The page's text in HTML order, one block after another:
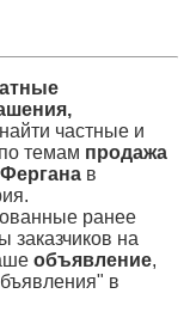
частные и
по темам продажа
в
ранее
заказчиков на
объявление,
в